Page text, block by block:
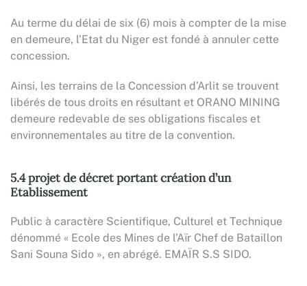
Au terme du délai de six (6) mois à compter de la mise
en demeure, l’Etat du Niger est fondé à annuler cette
concession.
Ainsi, les terrains de la Concession d’Arlit se trouvent
libérés de tous droits en résultant et ORANO MINING
demeure redevable de ses obligations fiscales et
environnementales au titre de la convention.
5.4 projet de décret portant création d’un
Etablissement
Public à caractère Scientifique, Culturel et Technique
dénommé « Ecole des Mines de l’Aïr Chef de Bataillon
Sani Souna Sido », en abrégé. EMAÏR S.S SIDO.